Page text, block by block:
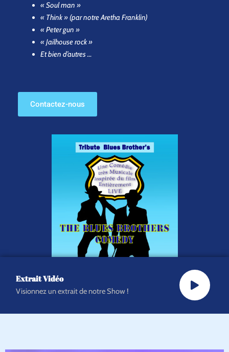
« Soul man »
« Think » (par notre Aretha Franklin)
« Peter gun »
« Jailhouse rock »
Et bien d’autres …
Contactez-nous
Extrait Vidéo
Visionnez un extrait de notre Show !